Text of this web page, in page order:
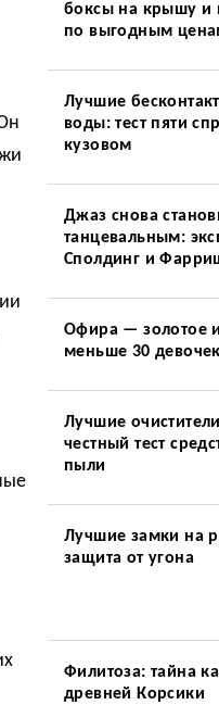
боксы на крышу и
по выгодным
Лучшие
воды: тест пяти
кузовом
Джаз снова
танцевальным:
Сполдинг и
Офира — золотое
меньше 30
Лучшие
честный тест
пыли
Лучшие замки на
защита от угона
Филитоза: тайна
древней Корсики